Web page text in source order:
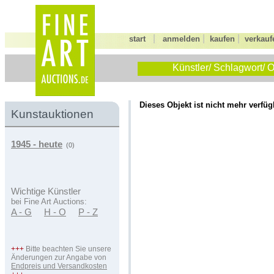
start anmelden kaufen
Künstler/ Schlagwort/
Kunstauktionen
1945 - heute (0)
Wichtige Künstler
bei Fine Art Auctions:
A - G H - O P - Z
+++ Bitte beachten Sie unsere
Änderungen zur Angabe von
Endpreis und Versandkosten
Dieses Objekt ist nicht mehr